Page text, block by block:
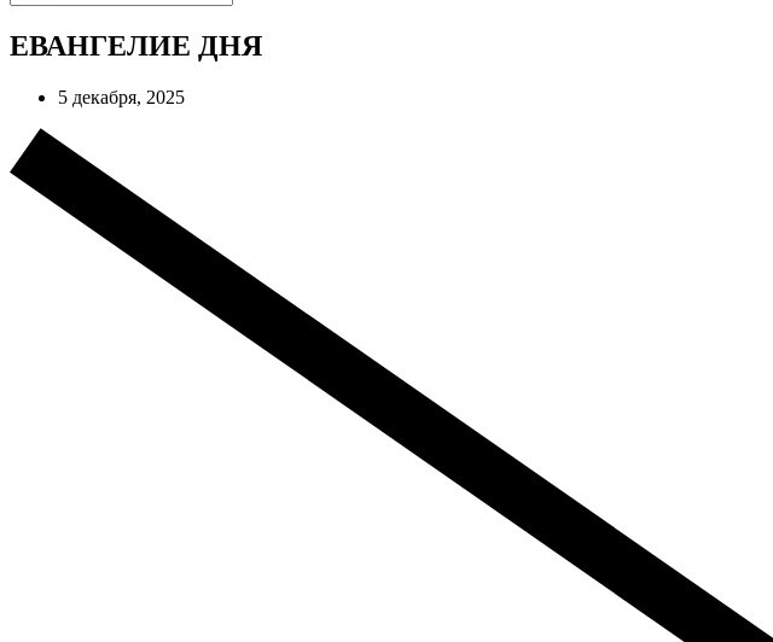
ЕВАНГЕЛИЕ ДНЯ
5 декабря, 2025